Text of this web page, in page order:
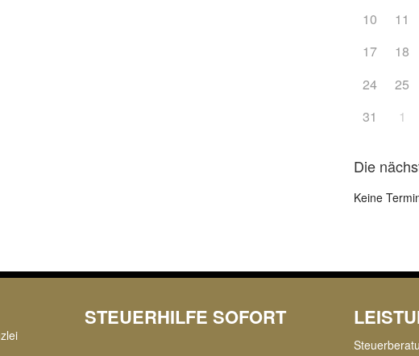
10
11
17
18
24
25
31
1
Die
Keine
STEUERHILFE SOFORT